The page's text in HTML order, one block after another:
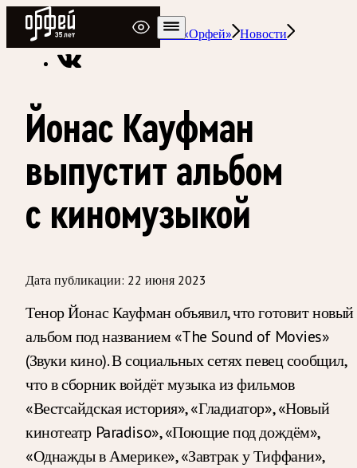
Радио Орфей
Радио классической музыки «Орфей» Новости
Йонас Кауфман
выпустит альбом
с киномузыкой
Дата публикации: 22 июня 2023
Тенор Йонас Кауфман объявил, что готовит новый
альбом под названием «The Sound of Movies»
(Звуки кино). В социальных сетях певец сообщил,
что в сборник войдёт музыка из фильмов
«Вестсайдская история», «Гладиатор», «Новый
кинотеатр Paradiso», «Поющие под дождём»,
«Однажды в Америке», «Завтрак у Тиффани»,